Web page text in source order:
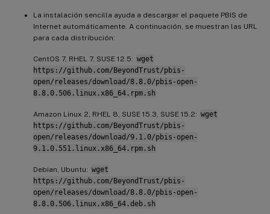
La instalación sencilla ayuda a descargar el paquete PBIS de
Internet automáticamente. A continuación, se muestran las URL
para cada distribución:
CentOS 7, RHEL 7, SUSE 12.5: wget
https://github.com/BeyondTrust/pbis-
open/releases/download/8.8.0/pbis-open-
8.8.0.506.linux.x86_64.rpm.sh
Amazon Linux 2, RHEL 8, SUSE 15.3, SUSE 15.2: wget
https://github.com/BeyondTrust/pbis-
open/releases/download/9.1.0/pbis-open-
9.1.0.551.linux.x86_64.rpm.sh
Debian, Ubuntu: wget
https://github.com/BeyondTrust/pbis-
open/releases/download/8.8.0/pbis-open-
8.8.0.506.linux.x86_64.deb.sh